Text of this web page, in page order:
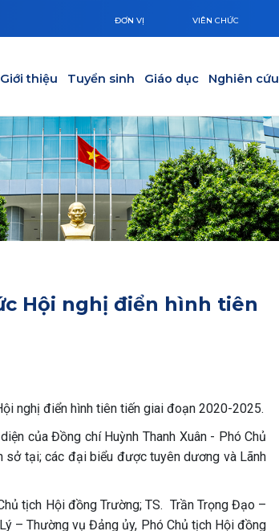
ĐƠN VỊ VIÊN CHỨC
Giới thiệu Tuyển sinh Giáo dục Nghiên cứu
Hội nghị điển hình tiên
nghị điển hình tiên tiến giai đoạn 2020-2025.
của Đồng chí Huỳnh Thanh Xuân - Phó Chủ
sở tại; các đại biểu được tuyên dương và Lãnh
tịch Hội đồng Trường; TS. Trần Trọng Đạo –
– Thường vụ Đảng ủy, Phó Chủ tịch Hội đồng